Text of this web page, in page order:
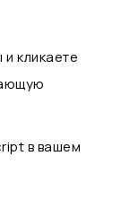
кликаете
в вашем